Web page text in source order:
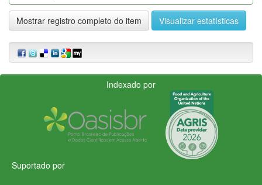
Mostrar registro completo do item Visualizar estatísticas
Indexado por
Suportado por